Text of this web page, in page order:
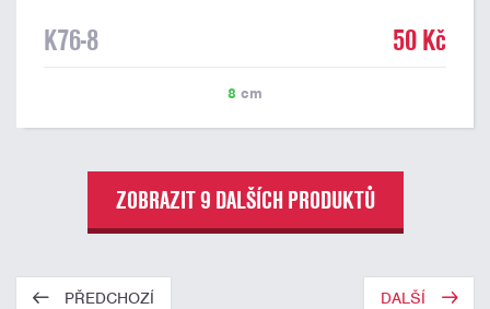
K76-8 50 Kč
8 cm
ZOBRAZIT 9 DALŠÍCH PRODUKTŮ
PŘEDCHOZÍ DALŠÍ